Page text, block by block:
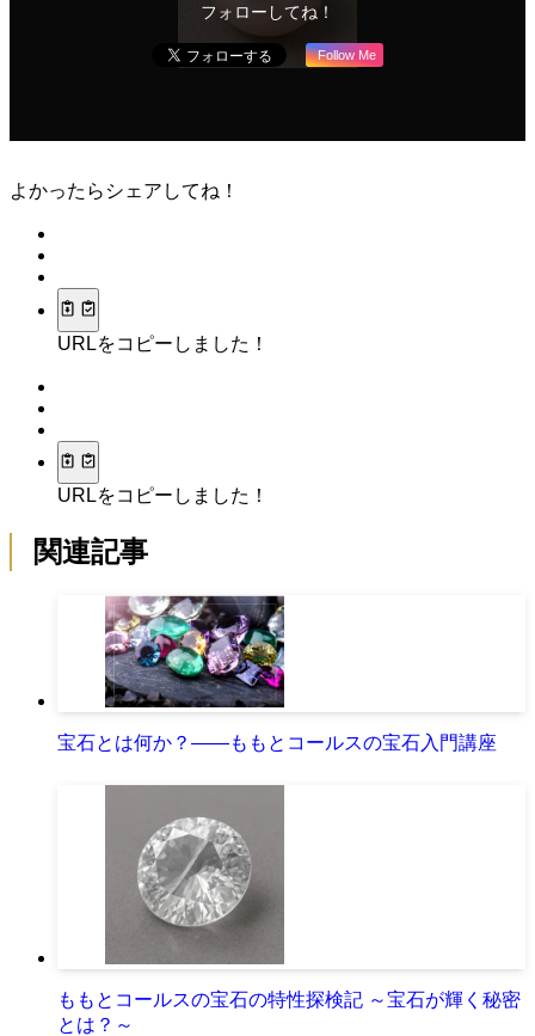
フォローしてね！
Follow Me
よかったらシェアしてね！
URLをコピーしました！
URLをコピーしました！
関連記事
宝石とは何か？――ももとコールスの宝石入門講座
ももとコールスの宝石の特性探検記 ～宝石が輝く秘密
とは？～